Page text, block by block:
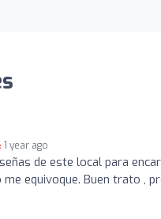
1 year ago
de este local para
equivoque. Buen trato ,